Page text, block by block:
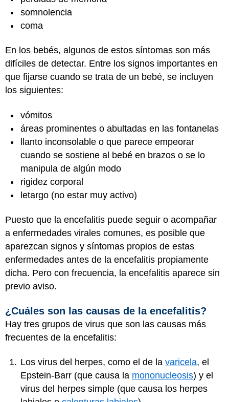
somnolencia
coma
En los bebés, algunos de estos síntomas son más
difíciles de detectar. Entre los signos importantes en
que fijarse cuando se trata de un bebé, se incluyen
los siguientes:
vómitos
áreas prominentes o abultadas en las fontanelas
llanto inconsolable o que parece empeorar
cuando se sostiene al bebé en brazos o se lo
manipula de algún modo
rigidez corporal
letargo (no estar muy activo)
Puesto que la encefalitis puede seguir o acompañar
a enfermedades virales comunes, es posible que
aparezcan signos y síntomas propios de estas
enfermedades antes de la encefalitis propiamente
dicha. Pero con frecuencia, la encefalitis aparece sin
previo aviso.
¿Cuáles son las causas de la encefalitis?
Hay tres grupos de virus que son las causas más
frecuentes de la encefalitis:
Los virus del herpes, como el de la varicela, el
Epstein-Barr (que causa la mononucleosis) y el
virus del herpes simple (que causa los herpes